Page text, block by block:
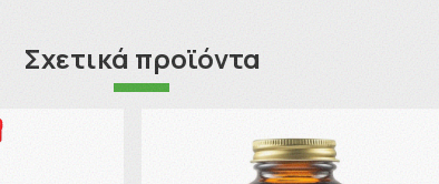
Σχετικά προϊόντα